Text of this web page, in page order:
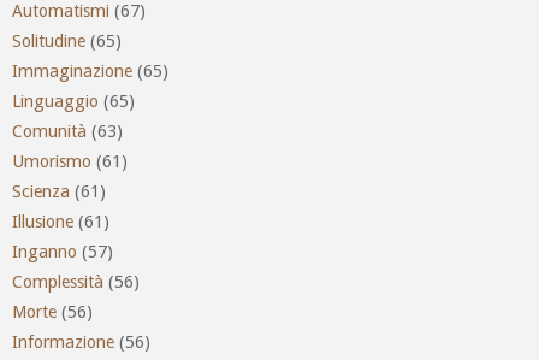
Automatismi (67)
Solitudine (65)
Immaginazione (65)
Linguaggio (65)
Comunità (63)
Umorismo (61)
Scienza (61)
Illusione (61)
Inganno (57)
Complessità (56)
Morte (56)
Informazione (56)